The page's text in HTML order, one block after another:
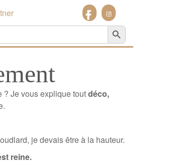
Search Button
? Je vous explique toutdéco,
je devais être à la hauteur.
reine.